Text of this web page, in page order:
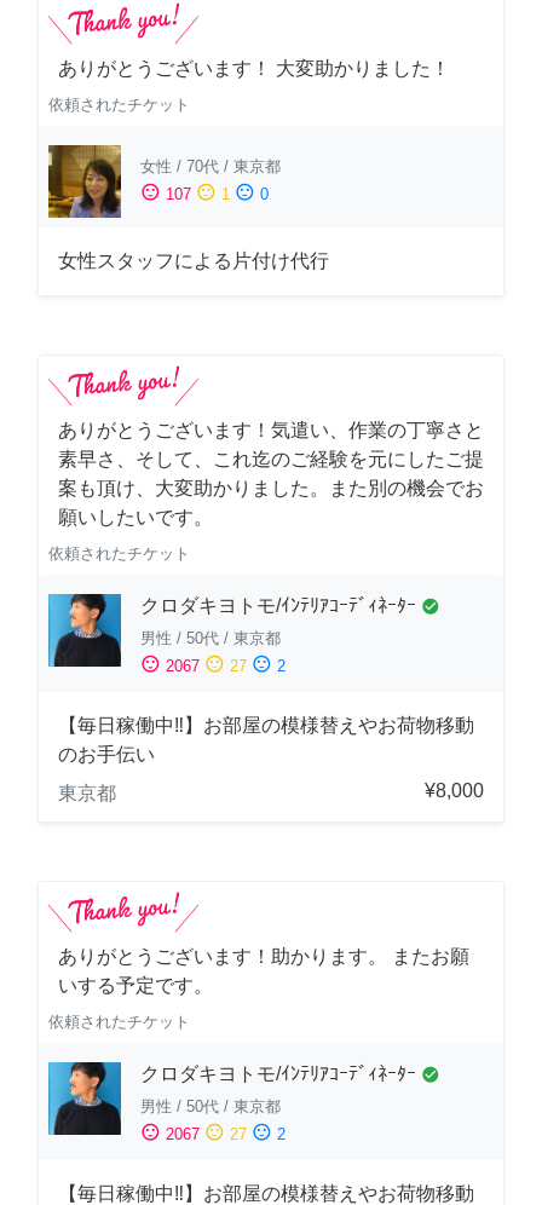
ありがとうございます！ 大変助かりました！
依頼されたチケット
女性 / 70代 / 東京都
sentiment_satisfied 107 sentiment_neutral 1 sentiment_dissatisfied 0
女性スタッフによる片付け代行
ありがとうございます！気遣い、作業の丁寧さと
素早さ、そして、これ迄のご経験を元にしたご提
案も頂け、大変助かりました。また別の機会でお
願いしたいです。
依頼されたチケット
クロダキヨトモ/ｲﾝﾃﾘｱｺｰﾃﾞｨﾈｰﾀｰ check_circle
男性 / 50代 / 東京都
sentiment_satisfied 2067 sentiment_neutral 27 sentiment_dissatisfied 2
【毎日稼働中‼︎】お部屋の模様替えやお荷物移動
のお手伝い
東京都
¥8,000
ありがとうございます！助かります。 またお願
いする予定です。
依頼されたチケット
クロダキヨトモ/ｲﾝﾃﾘｱｺｰﾃﾞｨﾈｰﾀｰ check_circle
男性 / 50代 / 東京都
sentiment_satisfied 2067 sentiment_neutral 27 sentiment_dissatisfied 2
【毎日稼働中‼︎】お部屋の模様替えやお荷物移動